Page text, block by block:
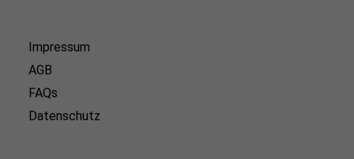
Impressum
AGB
FAQs
Datenschutz